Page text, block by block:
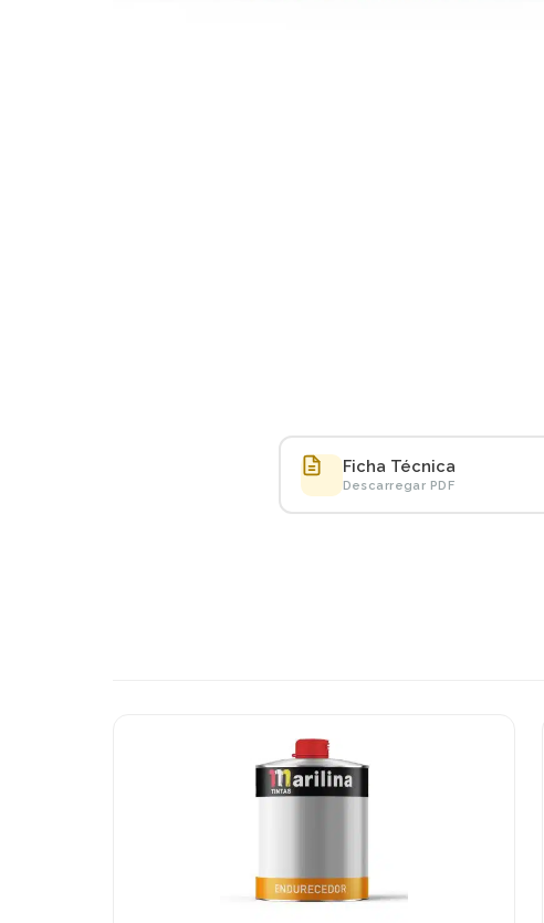
Ficha Técnica
Descarregar PDF